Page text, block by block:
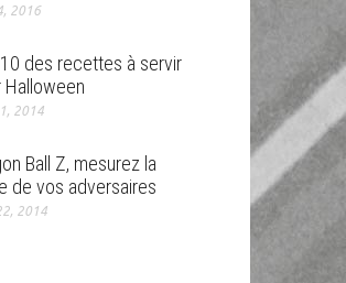
2016
des recettes à servir
Halloween
2014
Ball Z, mesurez la
de vos adversaires
2014